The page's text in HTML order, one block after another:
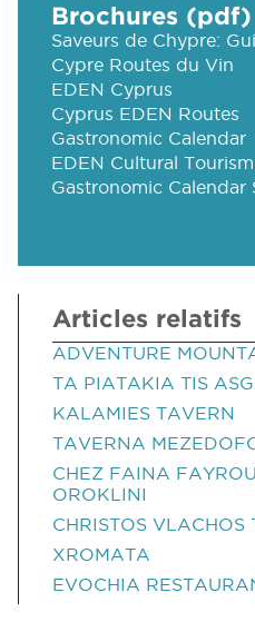
Brochures (pdf)
Saveurs de Chypre:
Cypre Routes du Vin
EDEN Cyprus
Cyprus EDEN Routes
Gastronomic Calendar
EDEN Cultural
Gastronomic Calendar
Articles relatifs
ADVENTURE
TA PIATAKIA TIS
KALAMIES TAVERN
TAVERNA
CHEZ FAINA
OROKLINI
CHRISTOS VLACHOS
XROMATA
EVOCHIA